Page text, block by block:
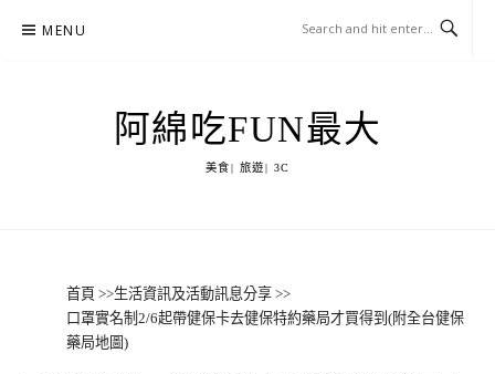
MENU
阿綿吃FUN最大
美食| 旅遊| 3C
首頁 >>生活資訊及活動訊息分享 >>
口罩實名制2/6起帶健保卡去健保特約藥局才買得到(附全台健保
藥局地圖)